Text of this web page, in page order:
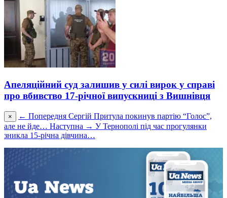
Апеляційний суд залишив у силі вирок у справі
про вбивство 17-річної випускниці з Вишнівця
× ← Попередня Сергій Притула покинув партію “Голос”,
але не йде… Наступна → У Тернополі під час прогулянки
зникла 15-річна дівчина…